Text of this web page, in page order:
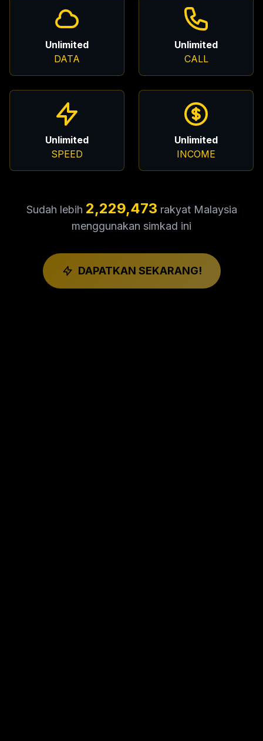
Unlimited
DATA
Unlimited
CALL
Unlimited
SPEED
Unlimited
INCOME
Sudah lebih 2,229,473 rakyat Malaysia
menggunakan simkad ini
DAPATKAN SEKARANG!